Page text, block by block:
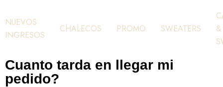
NUEVOS
INGRESOS
CHALECOS PROMO SWEATERS
&
Cuanto tarda en llegar mi
pedido?